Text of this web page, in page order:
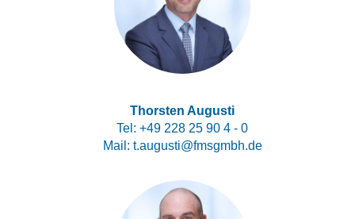
Thorsten Augusti
Tel: +49 228 25 90 4 - 0
Mail: t.augusti@fmsgmbh.de